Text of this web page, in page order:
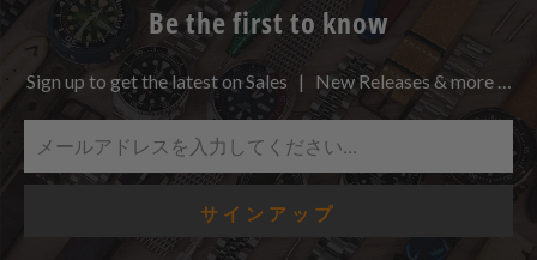
Be the first to know
Sign up to get the latest on Sales | New Releases & more …